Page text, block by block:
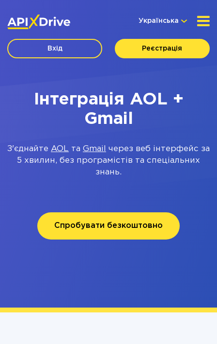
Українська
Вхід Реєстрація
Інтеграція AOL +
Gmail
З'єднайте AOL та Gmail
через веб інтерфейс за
5 хвилин, без програмістів та спеціальних
знань.
Спробувати безкоштовно